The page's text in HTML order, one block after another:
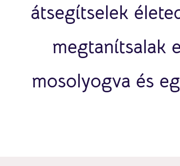
átsegítselek
megtanítsalak
mosolyogva és